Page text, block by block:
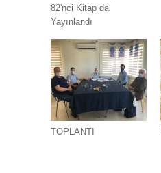
82'nci Kitap da
Yayınlandı
TOPLANTI